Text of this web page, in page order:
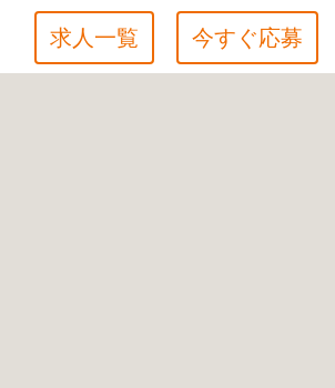
今すぐ応募
求人一覧